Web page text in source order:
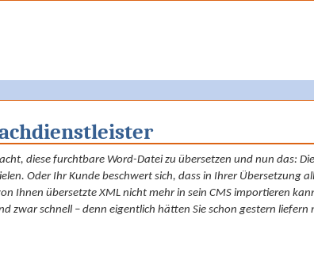
diese furchtbare Word-Datei zu übersetzen und nun das:
Oder Ihr Kunde beschwert sich, dass in Ihrer Übersetzung
Ihnen übersetzte XML nicht mehr in sein CMS importieren
zwar schnell – denn eigentlich hätten Sie schon gestern liefern